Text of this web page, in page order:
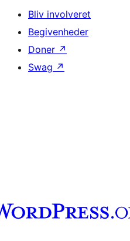
Bliv involveret
Begivenheder
Doner ↗
Swag ↗